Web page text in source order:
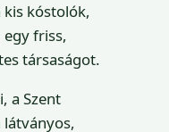
kóstolók,
friss,
társaságot.
a Szent
látványos,